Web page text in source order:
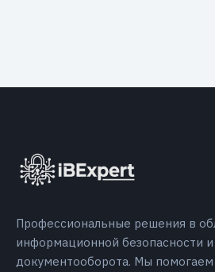
Профессиональные решения в
информационной безопасности
документооборота. Мы помогаем